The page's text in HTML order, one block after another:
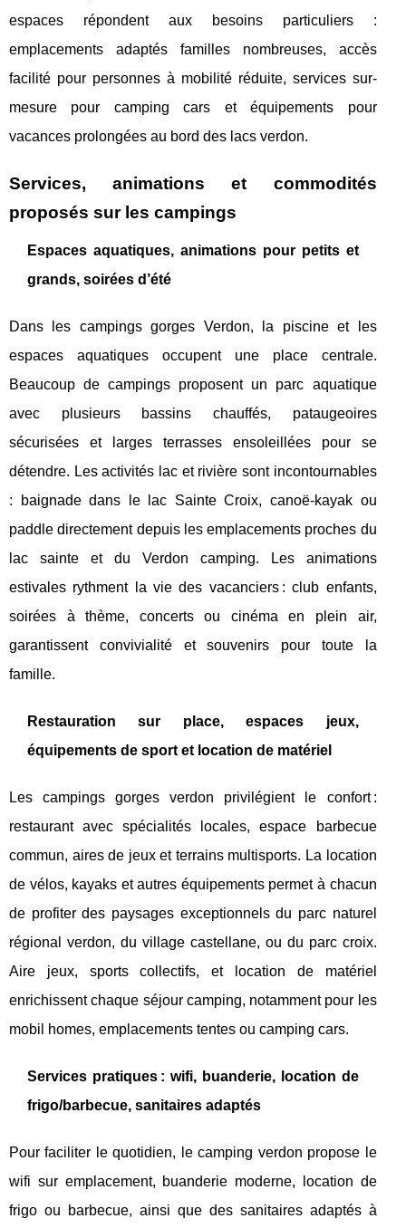
espaces répondent aux besoins particuliers :
emplacements adaptés familles nombreuses, accès
facilité pour personnes à mobilité réduite, services sur-
mesure pour camping cars et équipements pour
vacances prolongées au bord des lacs verdon.
Services, animations et commodités
proposés sur les campings
Espaces aquatiques, animations pour petits et
grands, soirées d’été
Dans les campings gorges Verdon, la piscine et les
espaces aquatiques occupent une place centrale.
Beaucoup de campings proposent un parc aquatique
avec plusieurs bassins chauffés, pataugeoires
sécurisées et larges terrasses ensoleillées pour se
détendre. Les activités lac et rivière sont incontournables
: baignade dans le lac Sainte Croix, canoë-kayak ou
paddle directement depuis les emplacements proches du
lac sainte et du Verdon camping. Les animations
estivales rythment la vie des vacanciers : club enfants,
soirées à thème, concerts ou cinéma en plein air,
garantissent convivialité et souvenirs pour toute la
famille.
Restauration sur place, espaces jeux,
équipements de sport et location de matériel
Les campings gorges verdon privilégient le confort :
restaurant avec spécialités locales, espace barbecue
commun, aires de jeux et terrains multisports. La location
de vélos, kayaks et autres équipements permet à chacun
de profiter des paysages exceptionnels du parc naturel
régional verdon, du village castellane, ou du parc croix.
Aire jeux, sports collectifs, et location de matériel
enrichissent chaque séjour camping, notamment pour les
mobil homes, emplacements tentes ou camping cars.
Services pratiques : wifi, buanderie, location de
frigo/barbecue, sanitaires adaptés
Pour faciliter le quotidien, le camping verdon propose le
wifi sur emplacement, buanderie moderne, location de
frigo ou barbecue, ainsi que des sanitaires adaptés à